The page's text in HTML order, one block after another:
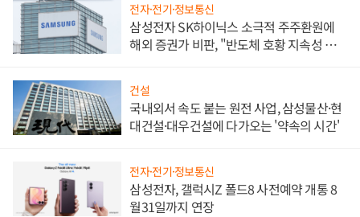
전자·전기·정보통신
삼성전자 SK하이닉스 소극적 주주환원에
해외 증권가 비판, "반도체 호황 지속성 의
건설
국내외서 속도 붙는 원전 사업, 삼성물산·현
대건설·대우건설에 다가오는 '약속의 시간'
전자·전기·정보통신
삼성전자, 갤럭시Z 폴드8 사전예약 개통 8
월31일까지 연장